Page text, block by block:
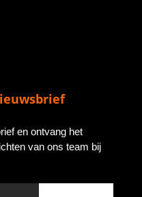
en ontvang het
van ons team bij